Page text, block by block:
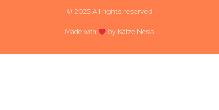
© 2025 All rights reserved
Made with by Katze Nesia